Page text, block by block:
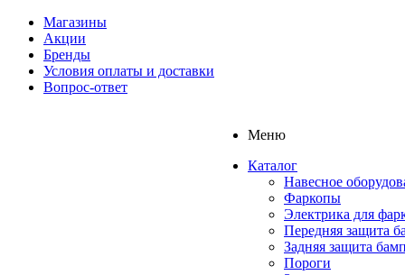
Магазины
Акции
Бренды
Условия оплаты и доставки
Вопрос-ответ
Меню
Каталог
Навесное
Фаркопы
Электрика для
Передняя защита
Задняя защита
Пороги